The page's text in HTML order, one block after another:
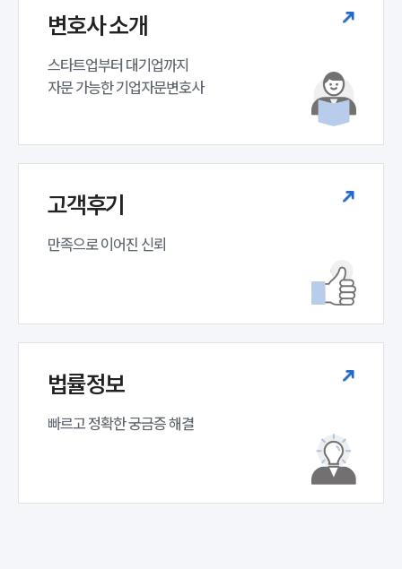
변호사 소개
스타트업부터 대기업까지
자문 가능한 기업자문변호사
고객후기
만족으로 이어진 신뢰
법률정보
빠르고 정확한 궁금증 해결